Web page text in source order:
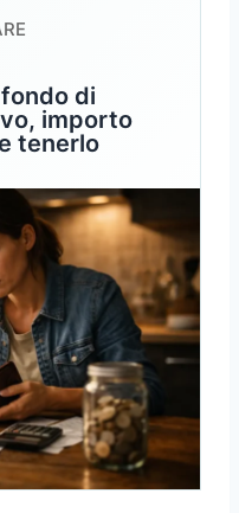
di
importo
tenerlo